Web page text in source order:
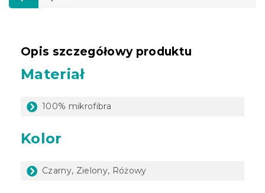
Opis szczegółowy produktu
Materiał
100% mikrofibra
Kolor
Czarny, Zielony, Różowy